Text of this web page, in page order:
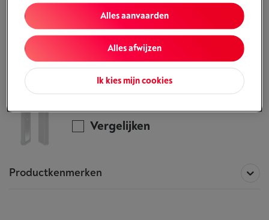
Ik vraag advies
Alle informatie betreffende de
ITSKIN NYLON COVER IPHONE 15 PRO 6.1 ´
MAGSAFE COMPATIBLE
Vergelijken
Productkenmerken
Ik kies mijn cookies
Alles afwijzen
Alles aanvaarden